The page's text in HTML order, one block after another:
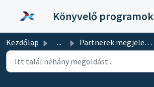
Könyvelő programok
Kezdőlap ... Partnerek megjelenítése a kartonlistán – Könyvelő program